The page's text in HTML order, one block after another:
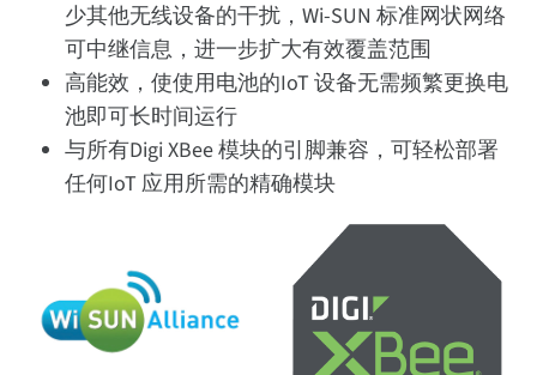
少其他无线设备的干扰，Wi-SUN 标准网状网络
可中继信息，进一步扩大有效覆盖范围
高能效，使使用电池的IoT 设备无需频繁更换电
池即可长时间运行
与所有Digi XBee 模块的引脚兼容，可轻松部署
任何IoT 应用所需的精确模块